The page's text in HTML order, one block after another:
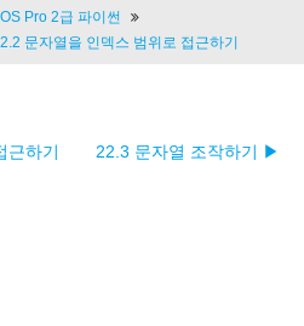
Pro 2급 파이썬
문자열을 인덱스 범위로 접근하기
근하기 22.3 문자열 조작하기 ▶︎